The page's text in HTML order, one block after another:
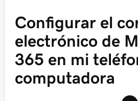
Configurar el
electrónico de
365 en mi
computadora